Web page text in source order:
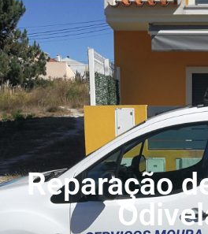
Reparação